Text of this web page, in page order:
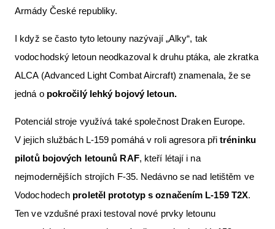
Armády České republiky.
I když se často tyto letouny nazývají „Alky“, tak
vodochodský letoun neodkazoval k druhu ptáka, ale zkratka
ALCA (Advanced Light Combat Aircraft) znamenala, že se
jedná o pokročilý lehký bojový letoun.
Potenciál stroje využívá také společnost Draken Europe.
V jejich službách L-159 pomáhá v roli agresora přitréninku
pilotů bojových letounů RAF, kteří létají i na
nejmodernějších strojích F-35. Nedávno se nad letištěm ve
Vodochodech proletěl prototyp s označením L-159 T2X.
Ten ve vzdušné praxi testoval nové prvky letounu